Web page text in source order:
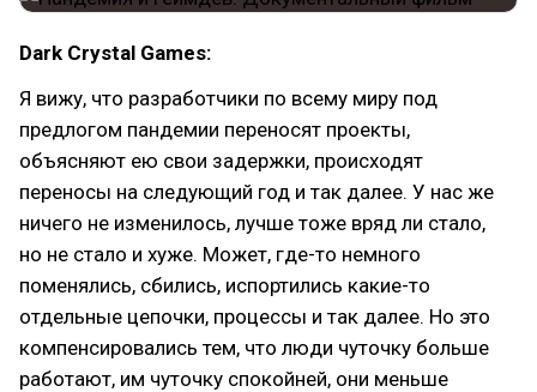
Dark Crystal Games:
Я вижу, что разработчики по всему миру под
предлогом пандемии переносят проекты,
объясняют ею свои задержки, происходят
переносы на следующий год и так далее. У нас же
ничего не изменилось, лучше тоже вряд ли стало,
но не стало и хуже. Может, где-то немного
поменялись, сбились, испортились какие-то
отдельные цепочки, процессы и так далее. Но это
компенсировались тем, что люди чуточку больше
работают, им чуточку спокойней, они меньше